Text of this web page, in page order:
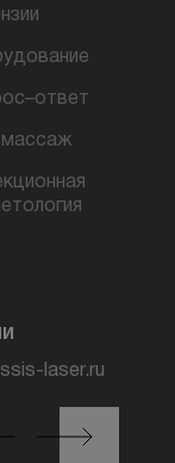
массаж
laser.ru
м. Трубная,
26, стр.